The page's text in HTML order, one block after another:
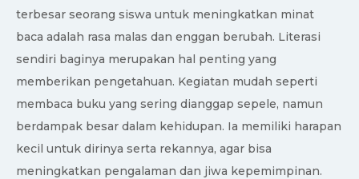
terbesar seorang siswa untuk meningkatkan minat
baca adalah rasa malas dan enggan berubah. Literasi
sendiri baginya merupakan hal penting yang
memberikan pengetahuan. Kegiatan mudah seperti
membaca buku yang sering dianggap sepele, namun
berdampak besar dalam kehidupan. Ia memiliki harapan
kecil untuk dirinya serta rekannya, agar bisa
meningkatkan pengalaman dan jiwa kepemimpinan.